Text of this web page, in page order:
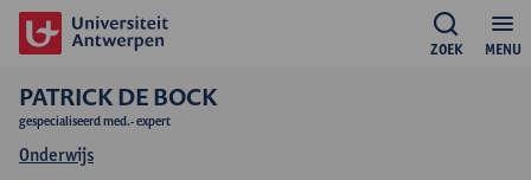
MENU
ZOEK
PATRICK DE BOCK
gespecialiseerd med.- expert
Onderwijs